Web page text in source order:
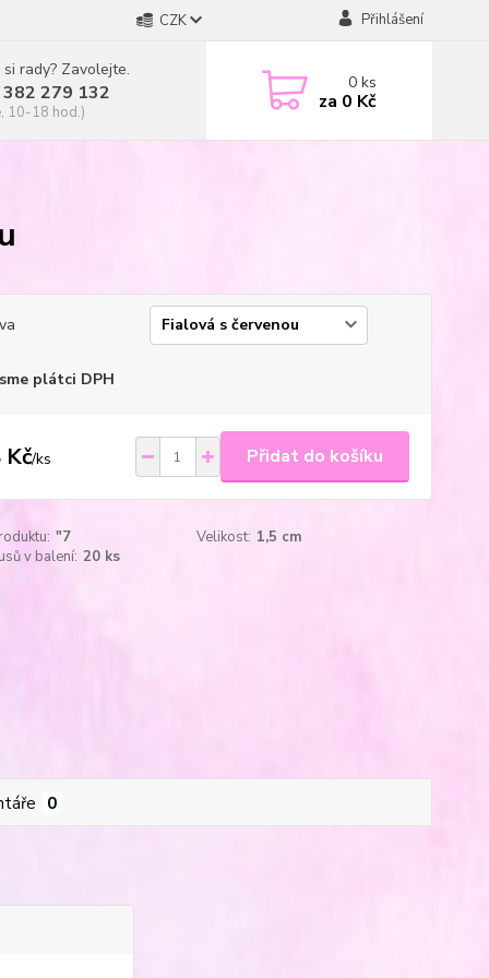
CZK Přihlášení
rady? Zavolejte.
279 132
10-18 hod.)
0ks
za 0 Kč
plátci DPH
Kč/ks Přidat do košíku
"7 Velikost: 1,5 cm
v balení: 20 ks
0